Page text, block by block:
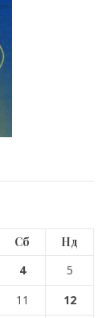
Сб
Нд
4
5
11 12